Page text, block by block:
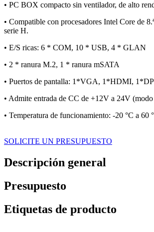
• PC BOX compacto sin ventilador, de alto
• Compatible con procesadores Intel Core de
serie H.
• E/S ricas: 6 * COM, 10 * USB, 4 * GLAN
• 2 * ranura M.2, 1 * ranura mSATA
• Puertos de pantalla: 1*VGA, 1*HDMI, 1*DP
• Admite entrada de CC de +12V a 24V
• Temperatura de funcionamiento: -20 °C a 60
SOLICITE UN PRESUPUESTO
Descripción general
Presupuesto
Etiquetas de producto